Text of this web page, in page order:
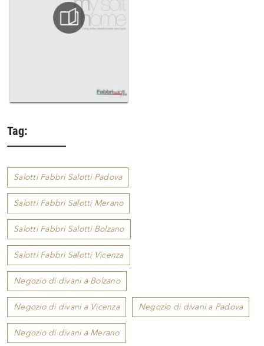
Tag:
Salotti Fabbri Salotti Padova
Salotti Fabbri Salotti Merano
Salotti Fabbri Salotti Bolzano
Salotti Fabbri Salotti Vicenza
Negozio di divani a Bolzano
Negozio di divani a Vicenza Negozio di divani a Padova
Negozio di divani a Merano